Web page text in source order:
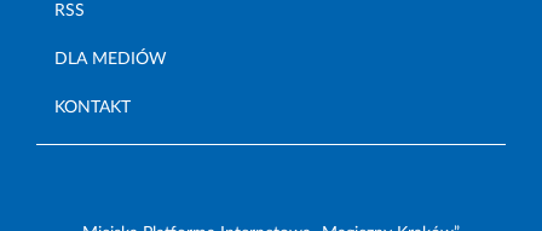
RSS
DLA MEDIÓW
KONTAKT